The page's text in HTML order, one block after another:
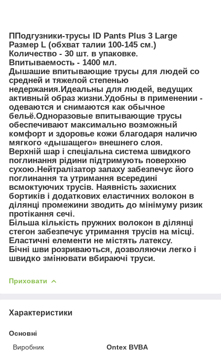
ППодгузники-трусы ID Pants Plus 3 Large
Размер L (обхват талии 100-145 см.)
Количество - 30 шт. в упаковке.
Впитываемость - 1400 мл.
Дышашие впитывающие трусы для людей со
средней и тяжелой степенью
недержания.Идеальны для людей, ведущих
активный образ жизни.Удобны в применении -
одеваются и снимаются как обычное
бельё.Одноразовые впитывающие трусы
обеспечивают максимально возможный
комфорт и здоровье кожи благодаря наличю
мягкого «дышащего» внешнего слоя.
Верхній шар і спеціальна система швидкого
поглинання рідини підтримують поверхню
сухою.Нейтралізатор запаху забезпечує його
поглинання та утримання всередині
всмоктуючих трусів. Наявність захисних
бортиків і додаткових еластичних волокон в
ділянці промежини зводить до мінімуму ризик
протікання сечі.
Більша кількість пружних волокон в ділянці
стегон забезпечує утримання трусів на місці.
Еластичні елементи не містять латексу.
Бічні шви розриваються, дозволяючи легко і
швидко змінювати вбираючі труси.
Приховати
Характеристики
Основні
Виробник
Ontex BVBA